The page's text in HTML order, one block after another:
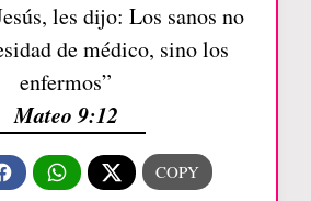
les dijo: Los sanos no
de médico, sino los
enfermos”
Mateo 9:12